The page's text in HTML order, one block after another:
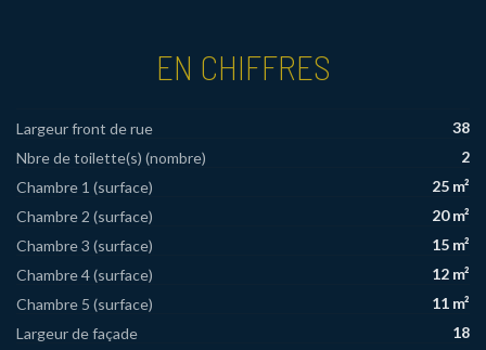
EN CHIFFRES
Largeur front de rue
38
Nbre de toilette(s) (nombre)
2
Chambre 1 (surface)
25 m²
Chambre 2 (surface)
20 m²
Chambre 3 (surface)
15 m²
Chambre 4 (surface)
12 m²
Chambre 5 (surface)
11 m²
Largeur de façade
18